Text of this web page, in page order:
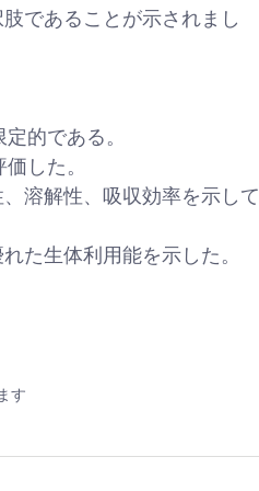
であることが示されまし
的である。
した。
溶解性、吸収効率を示して
た生体利用能を示した。
す